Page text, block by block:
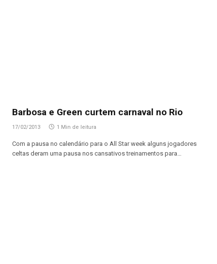
Barbosa e Green curtem carnaval no Rio
17/02/2013 1 Min de leitura
Com a pausa no calendário para o All Star week alguns jogadores
celtas deram uma pausa nos cansativos treinamentos para…